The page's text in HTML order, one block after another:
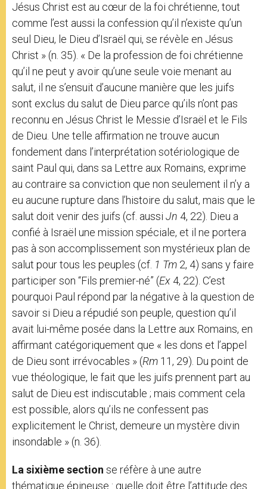
Jésus Christ est au cœur de la foi chrétienne, tout
comme l’est aussi la confession qu’il n’existe qu’un
seul Dieu, le Dieu d’Israël qui, se révèle en Jésus
Christ » (n. 35). « De la profession de foi chrétienne
qu’il ne peut y avoir qu’une seule voie menant au
salut, il ne s’ensuit d’aucune manière que les juifs
sont exclus du salut de Dieu parce qu’ils n’ont pas
reconnu en Jésus Christ le Messie d’Israël et le Fils
de Dieu. Une telle affirmation ne trouve aucun
fondement dans l’interprétation sotériologique de
saint Paul qui, dans sa Lettre aux Romains, exprime
au contraire sa conviction que non seulement il n’y a
eu aucune rupture dans l’histoire du salut, mais que le
salut doit venir des juifs (cf. aussi Jn 4, 22). Dieu a
confié à Israël une mission spéciale, et il ne portera
pas à son accomplissement son mystérieux plan de
salut pour tous les peuples (cf. 1 Tm 2, 4) sans y faire
participer son “Fils premier-né” (Ex 4, 22). C’est
pourquoi Paul répond par la négative à la question de
savoir si Dieu a répudié son peuple, question qu’il
avait lui-même posée dans la Lettre aux Romains, en
affirmant catégoriquement que « les dons et l’appel
de Dieu sont irrévocables » (Rm 11, 29). Du point de
vue théologique, le fait que les juifs prennent part au
salut de Dieu est indiscutable ; mais comment cela
est possible, alors qu’ils ne confessent pas
explicitement le Christ, demeure un mystère divin
insondable » (n. 36).
La sixième section se réfère à une autre
thématique épineuse : quelle doit être l’attitude des